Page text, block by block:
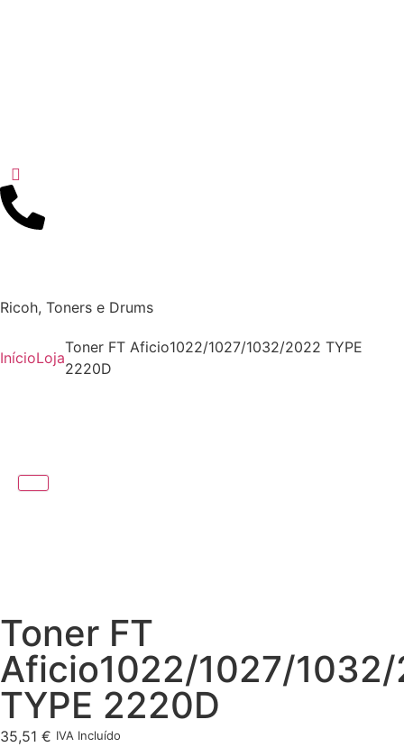
Ricoh, Toners e Drums
InícioLoja
Toner FT Aficio1022/1027/1032/2022 TYPE
2220D
Toner FT
Aficio1022/1027/
TYPE 2220D
35,51 € IVA Incluído